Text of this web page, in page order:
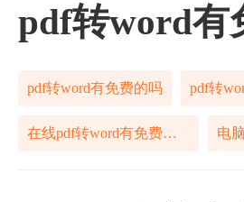
pdf转word有
pdf转word有免费的吗
在线pdf转word有免费的吗